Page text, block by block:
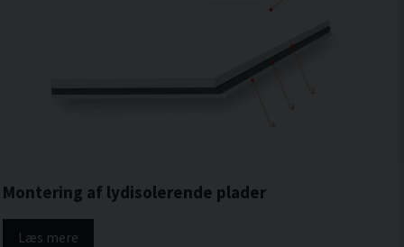
Montering af lydisolerende plader
Læs mere